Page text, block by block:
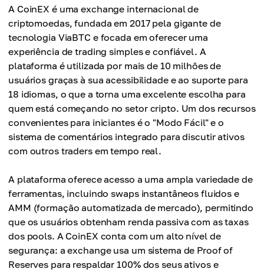
A CoinEX é uma exchange internacional de
criptomoedas, fundada em 2017 pela gigante de
tecnologia ViaBTC e focada em oferecer uma
experiência de trading simples e confiável. A
plataforma é utilizada por mais de 10 milhões de
usuários graças à sua acessibilidade e ao suporte para
18 idiomas, o que a torna uma excelente escolha para
quem está começando no setor cripto. Um dos recursos
convenientes para iniciantes é o "Modo Fácil" e o
sistema de comentários integrado para discutir ativos
com outros traders em tempo real.
A plataforma oferece acesso a uma ampla variedade de
ferramentas, incluindo swaps instantâneos fluidos e
AMM (formação automatizada de mercado), permitindo
que os usuários obtenham renda passiva com as taxas
dos pools. A CoinEX conta com um alto nível de
segurança: a exchange usa um sistema de Proof of
Reserves para respaldar 100% dos seus ativos e